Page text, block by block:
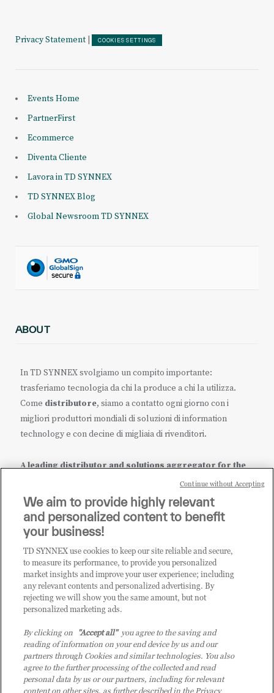
Privacy Statement COOKIES SETTINGS
Events Home
PartnerFirst
Ecommerce
Diventa Cliente
Lavora in TD SYNNEX
TD SYNNEX Blog
Global Newsroom TD SYNNEX
ABOUT
In TD SYNNEX svolgiamo un compito importante:
trasferiamo tecnologia da chi la produce a chi la utilizza.
Come distributore, siamo a contatto ogni giorno con i
migliori produttori mondiali di soluzioni di information
technology e con decine di migliaia di rivenditori.
A leading distributor and solutions aggregator for the
it.tdsynnex.com|eu.tdsynnex.com|tdsynnex.com
CATEGORIE
Categorie
We aim to provide highly relevant
and personalized content to benefit
your business!
TD SYNNEX use cookies to keep our site reliable and secure,
to measure its performance, to provide you personalized
market insights and improve your user experience; including
any relevant contents and personalized advertising. By
rejecting we will show you the same amount, but not
personalized marketing ads.
By clicking on "Accept all"you agree to the saving and
reading of information on your end device by us and our
partners through Cookies and similar technologies. You also
agree to the further processing of the collected and read
personal data by us or our partners, including for relevant
content on other sites, as further described in the Privacy
Continue without Accepting